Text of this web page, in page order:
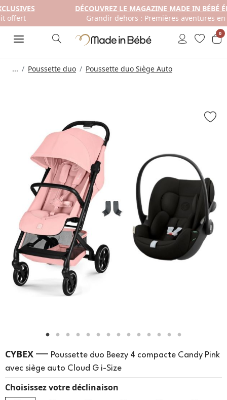
DÉCOUVREZ LE MAGAZINE MADE IN BÉBÉ ÉDITION #05
Grandir dehors : Premières aventures en famille !
0
... Poussette duo Poussette duo Siège Auto
CYBEX — Poussette duo Beezy 4 compacte Candy Pink
avec siège auto Cloud G i-Size
Choisissez votre déclinaison